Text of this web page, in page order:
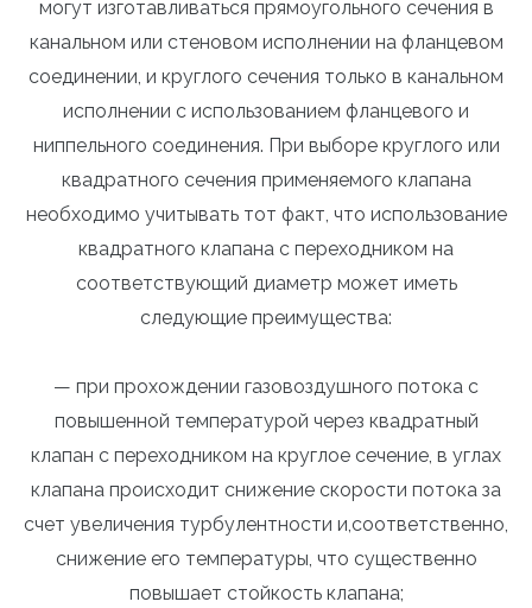
могут изготавливаться прямоугольного сечения в
канальном или стеновом исполнении на фланцевом
соединении, и круглого сечения только в канальном
исполнении с использованием фланцевого и
ниппельного соединения. При выборе круглого или
квадратного сечения применяемого клапана
необходимо учитывать тот факт, что использование
квадратного клапана с переходником на
соответствующий диаметр может иметь
следующие преимущества:
— при прохождении газовоздушного потока с
повышенной температурой через квадратный
клапан с переходником на круглое сечение, в углах
клапана происходит снижение скорости потока за
счет увеличения турбулентности и,соответственно,
снижение его температуры, что существенно
повышает стойкость клапана;